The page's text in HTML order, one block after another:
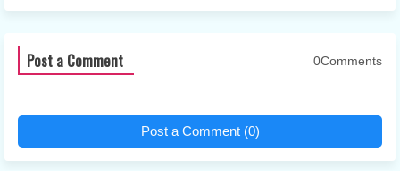
Post a Comment 0Comments
Post a Comment (0)